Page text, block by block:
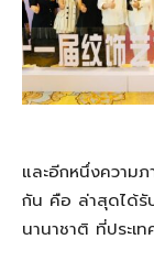
และอีกหนึ่งควา
กัน คือ ล่าสุดได้รั
นานาชาติ ที่ประเ